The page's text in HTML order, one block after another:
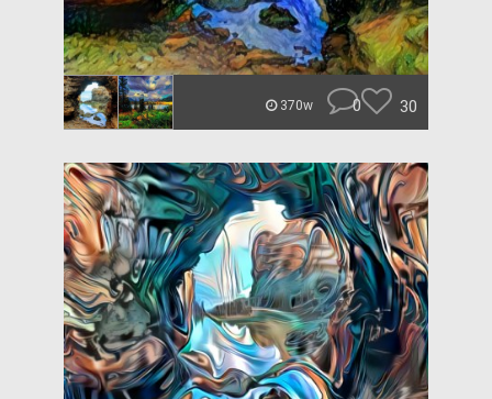
370w 0 30